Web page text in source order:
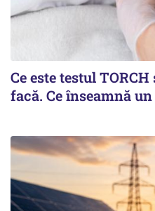
Ce este testul
facă. Ce înseamnă